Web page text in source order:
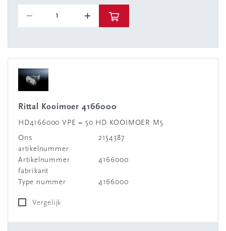
Rittal Kooimoer 4166000
HD4166000 VPE = 50 HD KOOIMOER M5
Ons
artikelnummer
2154387
Artikelnummer
fabrikant
4166000
Type nummer 4166000
Vergelijk